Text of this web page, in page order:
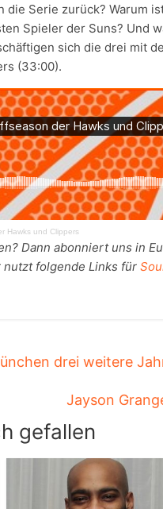
die Serie zurück? Warum
Spieler der Suns? Und
sich die drei mit
(33:00).
Hawks und Clippers
Dann abonniert uns in
nutzt folgende Links für
drei weitere
Jayson
gefallen